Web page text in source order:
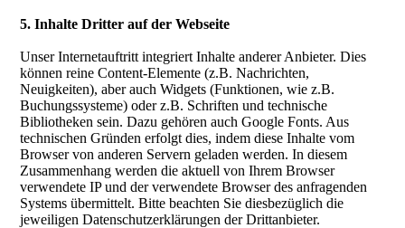
5. Inhalte Dritter auf der Webseite
Unser Internetauftritt integriert Inhalte anderer Anbieter. Dies
können reine Content-Elemente (z.B. Nachrichten,
Neuigkeiten), aber auch Widgets (Funktionen, wie z.B.
Buchungssysteme) oder z.B. Schriften und technische
Bibliotheken sein. Dazu gehören auch Google Fonts. Aus
technischen Gründen erfolgt dies, indem diese Inhalte vom
Browser von anderen Servern geladen werden. In diesem
Zusammenhang werden die aktuell von Ihrem Browser
verwendete IP und der verwendete Browser des anfragenden
Systems übermittelt. Bitte beachten Sie diesbezüglich die
jeweiligen Datenschutzerklärungen der Drittanbieter.